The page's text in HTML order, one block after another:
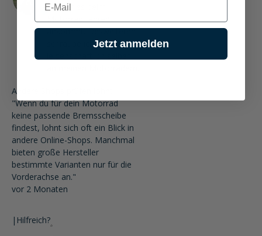
worauf es beim
Motorrad fahren
ankommt. Desweiteren
schraube ich
Andere Shops prüfen lohnt
"Wenn du für dein Motorrad
keine passende Bremsscheibe
findest, lohnt sich oft ein Blick in
andere Online-Shops. Manchmal
bieten große Hersteller
bestimmte Varianten nur für die
Vorderachse an."
vor 2 Monaten
| Hilfreich?
Jetzt anmelden